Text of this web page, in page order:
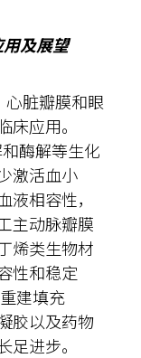
及展望
心脏瓣膜和眼
应用。
酶解等生化
激活血小
相容性，
主动脉瓣膜
烯类生物材
性和稳定
建填充
胶以及药物
进步。